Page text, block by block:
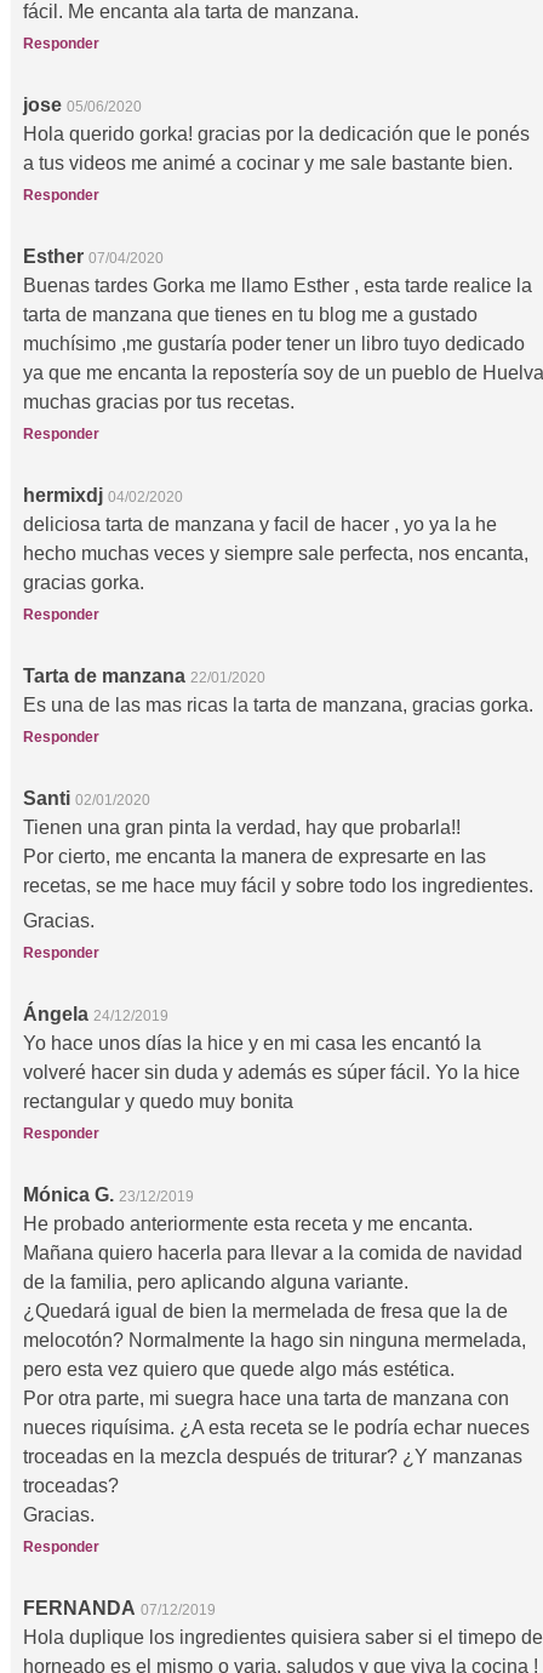
fácil. Me encanta ala tarta de manzana.
Responder
jose 05/06/2020
Hola querido gorka! gracias por la dedicación que le ponés
a tus videos me animé a cocinar y me sale bastante bien.
Responder
Esther 07/04/2020
Buenas tardes Gorka me llamo Esther , esta tarde realice la
tarta de manzana que tienes en tu blog me a gustado
muchísimo ,me gustaría poder tener un libro tuyo dedicado
ya que me encanta la repostería soy de un pueblo de Huelva
muchas gracias por tus recetas.
Responder
hermixdj 04/02/2020
deliciosa tarta de manzana y facil de hacer , yo ya la he
hecho muchas veces y siempre sale perfecta, nos encanta,
gracias gorka.
Responder
Tarta de manzana 22/01/2020
Es una de las mas ricas la tarta de manzana, gracias gorka.
Responder
Santi 02/01/2020
Tienen una gran pinta la verdad, hay que probarla!!
Por cierto, me encanta la manera de expresarte en las
recetas, se me hace muy fácil y sobre todo los ingredientes.
Gracias.
Responder
Ángela 24/12/2019
Yo hace unos días la hice y en mi casa les encantó la
volveré hacer sin duda y además es súper fácil. Yo la hice
rectangular y quedo muy bonita
Responder
Mónica G. 23/12/2019
He probado anteriormente esta receta y me encanta.
Mañana quiero hacerla para llevar a la comida de navidad
de la familia, pero aplicando alguna variante.
¿Quedará igual de bien la mermelada de fresa que la de
melocotón? Normalmente la hago sin ninguna mermelada,
pero esta vez quiero que quede algo más estética.
Por otra parte, mi suegra hace una tarta de manzana con
nueces riquísima. ¿A esta receta se le podría echar nueces
troceadas en la mezcla después de triturar? ¿Y manzanas
troceadas?
Gracias.
Responder
FERNANDA 07/12/2019
Hola duplique los ingredientes quisiera saber si el timepo de
horneado es el mismo o varia, saludos y que viva la cocina !